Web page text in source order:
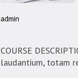
admin
COURSE
laudantium, totam